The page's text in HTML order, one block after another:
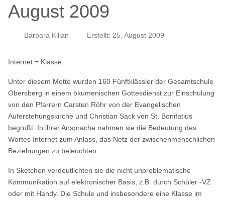
August 2009
Barbara Kilian Erstellt: 25. August 2009
Internet = Klasse
Unter diesem Motto wurden 160 Fünftklässler der Gesamtschule
Obersberg in einem ökumenischen Gottesdienst zur Einschulung
von den Pfarrern Carsten Röhr von der Evangelischen
Auferstehungskirche und Christian Sack von St. Bonifatius
begrüßt. In ihrer Ansprache nahmen sie die Bedeutung des
Wortes Internet zum Anlass, das Netz der zwischenmenschlichen
Beziehungen zu beleuchten.
In Sketchen verdeutlichten sie die nicht unproblematische
Kommunikation auf elektronischer Basis, z.B. durch Schüler -VZ
oder mit Handy. Die Schule und insbesondere eine Klasse im